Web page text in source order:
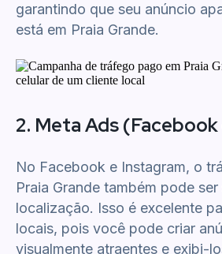
garantindo que seu anúncio
está em Praia Grande.
2. Meta Ads
No Facebook e Instagram, o
Praia Grande também pode
localização. Isso é excelente
locais, pois você pode criar
visualmente atraentes e exibi-